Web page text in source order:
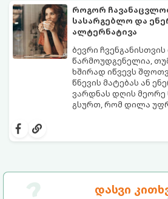
დასვი
გამოწვევად რჩება.
დაგეხმარებათ,
ყოველდღიურ,
აქციოთ.
როგორ
სასარგებლო და
ალტერნატივა
ბევრი
წარმოუდგენელია,
ხშირად იწვევს
წნევის მატებას ან
ვარდნას დღის მეორე
გსურთ, რომ დილა
შეინარჩუნოთ,
თქვენთვის